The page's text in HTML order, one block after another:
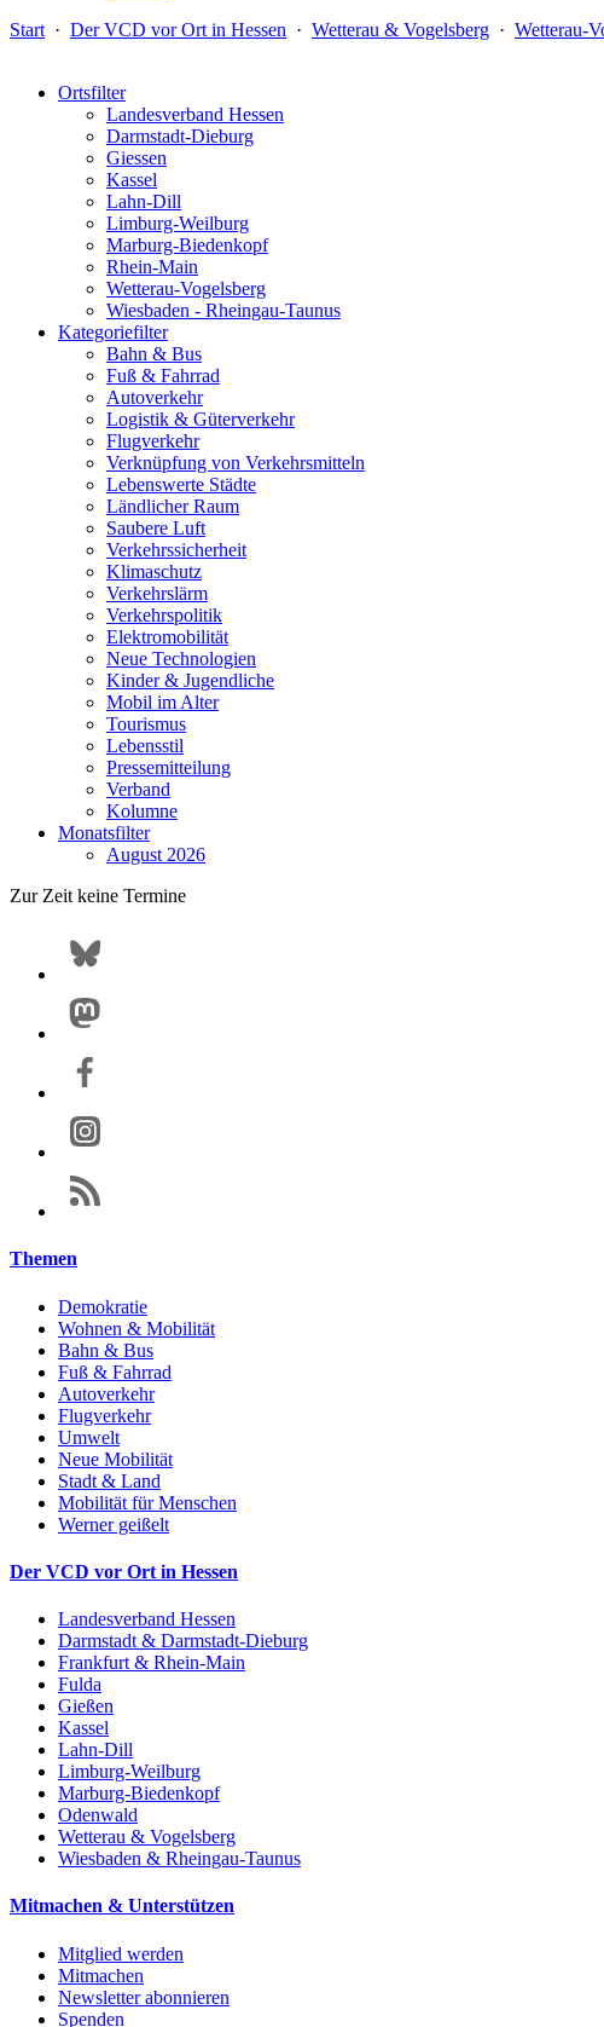
Start · Der VCD vor Ort in Hessen · Wetterau & Vogelsberg · Wetterau-
Ortsfilter
Landesverband Hessen
Darmstadt-Dieburg
Giessen
Kassel
Lahn-Dill
Limburg-Weilburg
Marburg-Biedenkopf
Rhein-Main
Wetterau-Vogelsberg
Wiesbaden - Rheingau-Taunus
Kategoriefilter
Bahn & Bus
Fuß & Fahrrad
Autoverkehr
Logistik & Güterverkehr
Flugverkehr
Verknüpfung von Verkehrsmitteln
Lebenswerte Städte
Ländlicher Raum
Saubere Luft
Verkehrssicherheit
Klimaschutz
Verkehrslärm
Verkehrspolitik
Elektromobilität
Neue Technologien
Kinder & Jugendliche
Mobil im Alter
Tourismus
Lebensstil
Pressemitteilung
Verband
Kolumne
Monatsfilter
August 2026
Zur Zeit keine Termine
Themen
Demokratie
Wohnen & Mobilität
Bahn & Bus
Fuß & Fahrrad
Autoverkehr
Flugverkehr
Umwelt
Neue Mobilität
Stadt & Land
Mobilität für Menschen
Werner geißelt
Der VCD vor Ort in Hessen
Landesverband Hessen
Darmstadt & Darmstadt-Dieburg
Frankfurt & Rhein-Main
Fulda
Gießen
Kassel
Lahn-Dill
Limburg-Weilburg
Marburg-Biedenkopf
Odenwald
Wetterau & Vogelsberg
Wiesbaden & Rheingau-Taunus
Mitmachen & Unterstützen
Mitglied werden
Mitmachen
Newsletter abonnieren
Spenden